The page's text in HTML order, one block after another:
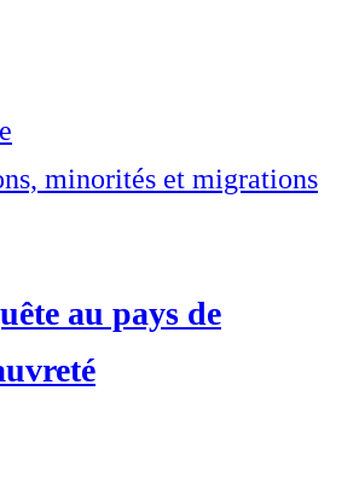
minorités et migrations
au pays de